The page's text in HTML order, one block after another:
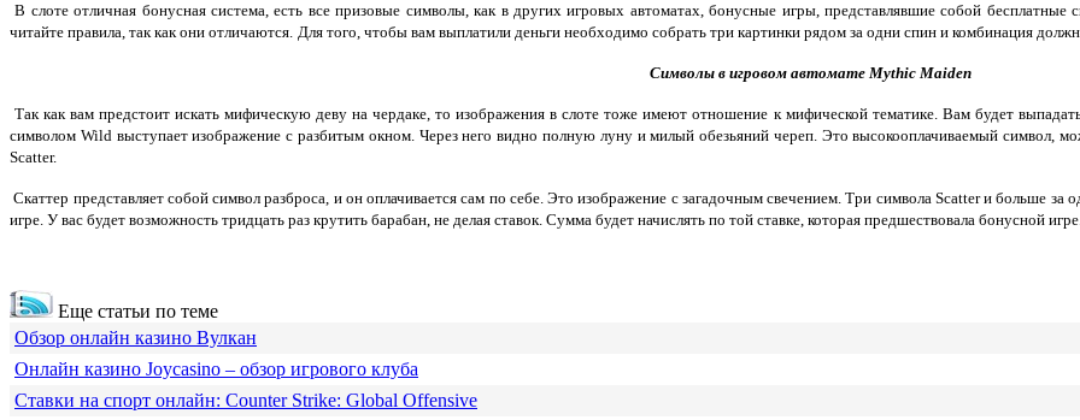
В слоте отличная бонусная система, есть все призовые символы, как в других игровых автоматах, бонусные игры, представлявшие собой
читайте правила, так как они отличаются. Для того, чтобы вам выплатили деньги необходимо собрать три картинки рядом за одни спин и комбинация
Символы в игровом автомате Mythic Maiden
Так как вам предстоит искать мифическую деву на чердаке, то изображения в слоте тоже имеют отношение к мифической тематике. Вам будет
символом Wild выступает изображение с разбитым окном. Через него видно полную луну и милый обезьяний череп. Это высокооплачиваемый символ,
Scatter.
Скаттер представляет собой символ разброса, и он оплачивается сам по себе. Это изображение с загадочным свечением. Три символа Scatter и больше
игре. У вас будет возможность тридцать раз крутить барабан, не делая ставок. Сумма будет начислять по той ставке, которая предшествовала бонусной
Еще статьи по теме
Обзор онлайн казино Вулкан
Онлайн казино Joycasino – обзор игрового клуба
Ставки на спорт онлайн: Counter Strike: Global Offensive